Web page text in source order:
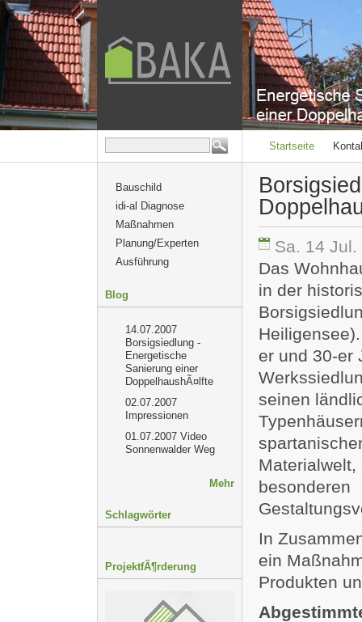
Startseite
Bauschild
idi-al Diagnose
Maßnahmen
Planung/Experten
Ausführung
Blog
14.07.2007
Borsigsiedlung -
Energetische
Sanierung einer
DoppelhaushÃ¤lfte
02.07.2007
Impressionen
01.07.2007 Video
Sonnenwalder Weg
Mehr
Schlagwörter
ProjektfÃ¶rderung
Sa. 14 Jul.
Das
in der
er und 30-er
seinen
Materialwelt,
besonderen
In
ein
Produkten